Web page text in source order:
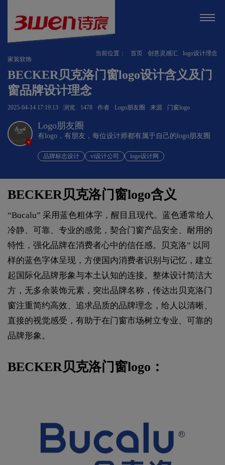
当前位置： 首页 创意灵感汇
logo设计理念
家装软饰
BECKER贝克洛门窗logo设计含义及门
窗品牌设计理念
2025-04-14 17:19:13 浏览 1478 作者 Logo朋友圈 来源 门窗logo
v
Logo朋友圈
有logo，有朋友，每位设计师都有属于自己的logo朋友圈
品牌标志设计 vi设计公司 logo设计网
BECKER贝克洛门窗logo含义
“Bucalu” 采用蓝色粗体字，醒目且现代。蓝色通常给人
冷静、可靠、专业的感觉，契合门窗产品安全、耐用的
特性，强化品牌在消费者心中的信任感。贝克洛” 以同
样的蓝色字体呈现，方便国内消费者识别与记忆，建立
起国际化品牌形象与本土认知的连接。整体设计简洁大
方，无多余装饰元素，突出品牌名称，传达出贝克洛门
窗注重简约高效、追求品质的品牌理念，给人以清晰、
直接的视觉感受，有助于在门窗市场树立专业、可靠的
品牌形象。
BECKER贝克洛门窗logo：